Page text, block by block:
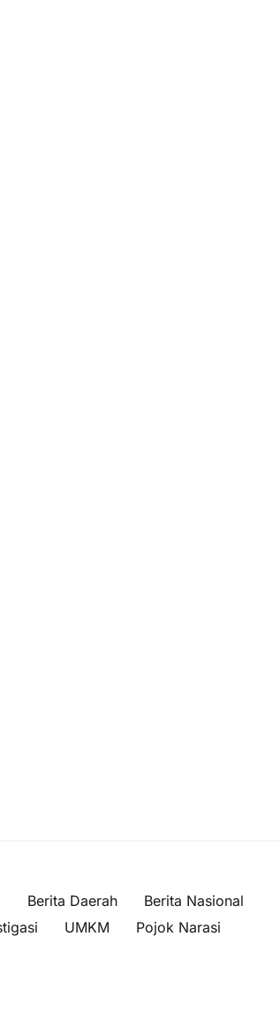
Berita Daerah
Berita Nasional
UMKM Pojok Narasi